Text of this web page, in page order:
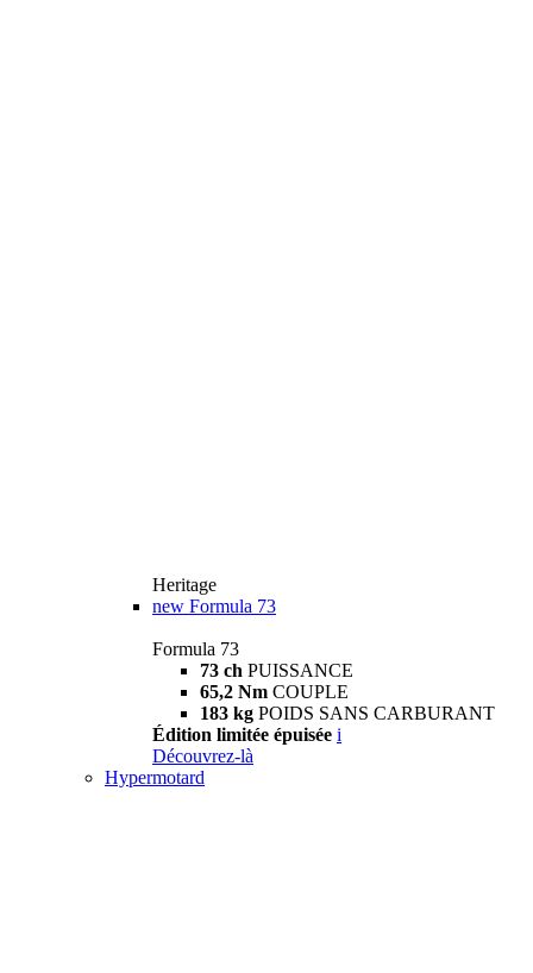
Heritage
new Formula 73
Formula 73
73 ch PUISSANCE
65,2 Nm COUPLE
183 kg POIDS SANS CARBURANT
Édition limitée épuisée i
Découvrez-là
Hypermotard